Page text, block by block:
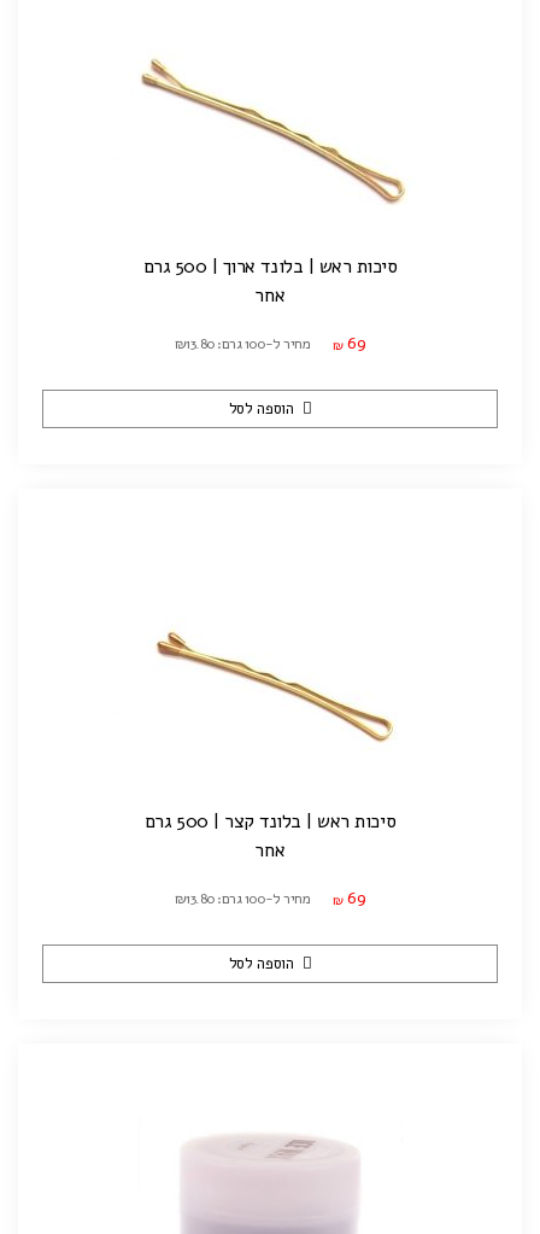
סיכות ראש | בלונד ארוך | 500 גרם
אחר
₪ 69 מחיר ל-100 גרם: ₪13.80
הוספה לסל
סיכות ראש | בלונד קצר | 500 גרם
אחר
₪ 69 מחיר ל-100 גרם: ₪13.80
הוספה לסל